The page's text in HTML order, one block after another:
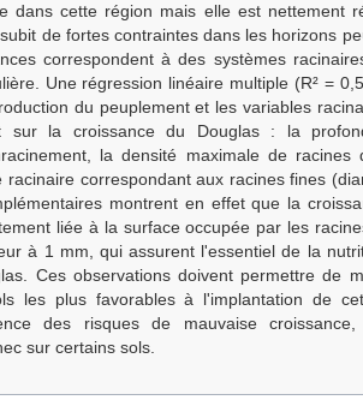
dans cette région mais elle est nettement
de fortes contraintes dans les horizons
correspondent à des systèmes
Une régression linéaire multiple (R² =
du peuplement et les variables
sur la croissance du Douglas : la
la densité maximale de racines
racinaire correspondant aux racines fines
montrent en effet que la
liée à la surface occupée par les
à 1 mm, qui assurent l'essentiel de la
Ces observations doivent permettre de
les plus favorables à l'implantation de
des risques de mauvaise
sur certains sols.